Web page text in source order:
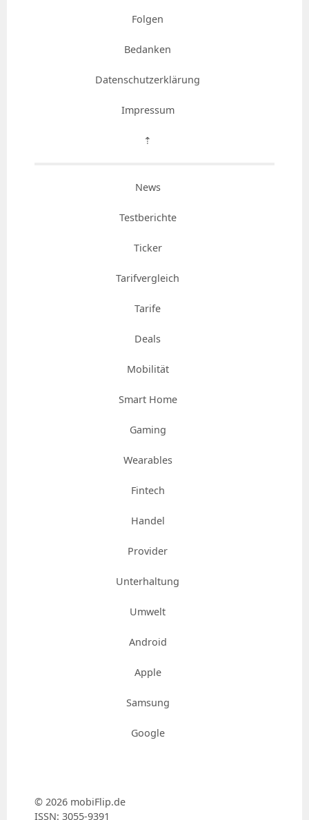
Folgen
Bedanken
Datenschutzerklärung
Impressum
⇡
News
Testberichte
Ticker
Tarifvergleich
Tarife
Deals
Mobilität
Smart Home
Gaming
Wearables
Fintech
Handel
Provider
Unterhaltung
Umwelt
Android
Apple
Samsung
Google
© 2026 mobiFlip.de
ISSN: 3055-9391